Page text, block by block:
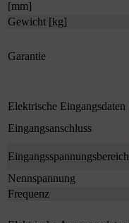
[mm]
Gewicht [kg]
Garantie
Elektrische Eingangsdaten
Eingangsanschluss
Eingangsspannungsbereich
Nennspannung
Frequenz